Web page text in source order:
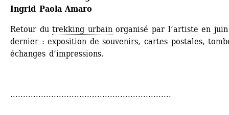
Ingrid Paola Amaro
Retour du trekking urbainorganisé par l’artiste en juin
dernier : exposition de souvenirs, cartes postales,
échanges d’impressions.
...............................................................